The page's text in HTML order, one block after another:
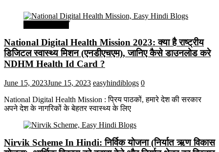
National Digital Health Mission 2023: क्या है राष्ट्रीय
डिजिटल स्वास्थ्य मिशन (एनडीएचएम), जानिए कैसे डाउनलोड करे
NDHM Health Id Card ?
June 15, 2023June 15, 2023 easyhindiblogs 0
National Digital Health Mission : प्रिय पाठकों, हमारे देश की सरकार
अपने देश के नागरिकों के बेहतर स्वास्थ्य के लिए
Nirvik Scheme In Hindi: निर्विक योजना (निर्यात ऋण विकास